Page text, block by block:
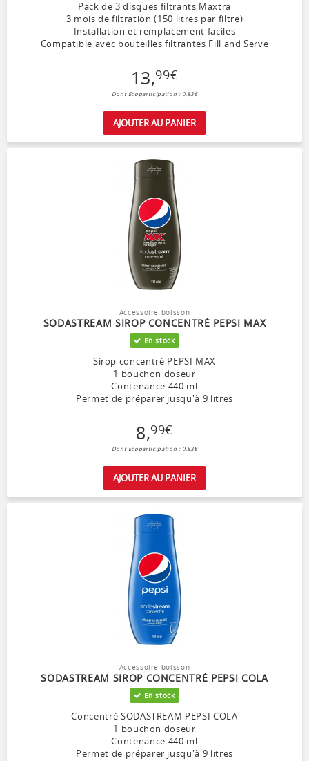
Pack de 3 disques filtrants Maxtra
3 mois de filtration (150 litres par filtre)
Installation et remplacement faciles
Compatible avec bouteilles filtrantes Fill and Serve
13,99€
Dont Ecoparticipation : 0,83€
AJOUTER AU PANIER
Accessoire boisson
SODASTREAM SIROP CONCENTRÉ PEPSI MAX
En stock
Sirop concentré PEPSI MAX
1 bouchon doseur
Contenance 440 ml
Permet de préparer jusqu'à 9 litres
8,99€
Dont Ecoparticipation : 0,83€
AJOUTER AU PANIER
Accessoire boisson
SODASTREAM SIROP CONCENTRÉ PEPSI COLA
En stock
Concentré SODASTREAM PEPSI COLA
1 bouchon doseur
Contenance 440 ml
Permet de préparer jusqu'à 9 litres